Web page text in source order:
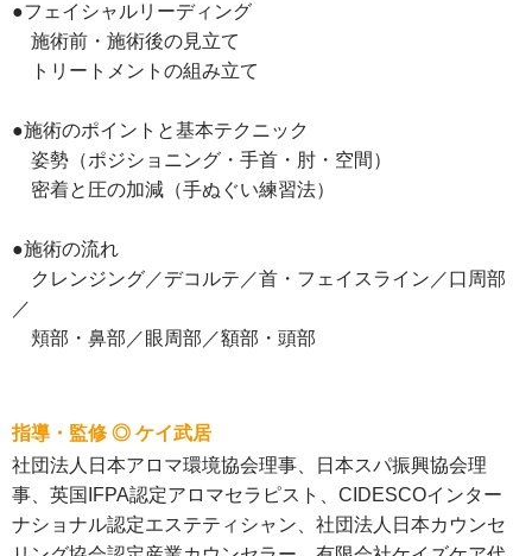
●フェイシャルリーディング
施術前・施術後の見立て
トリートメントの組み立て
●施術のポイントと基本テクニック
姿勢（ポジショニング・手首・肘・空間）
密着と圧の加減（手ぬぐい練習法）
●施術の流れ
クレンジング／デコルテ／首・フェイスライン／口周部
／
頬部・鼻部／眼周部／額部・頭部
指導・監修 ◎ ケイ武居
社団法人日本アロマ環境協会理事、日本スパ振興協会理
事、英国IFPA認定アロマセラピスト、CIDESCOインター
ナショナル認定エステティシャン、社団法人日本カウンセ